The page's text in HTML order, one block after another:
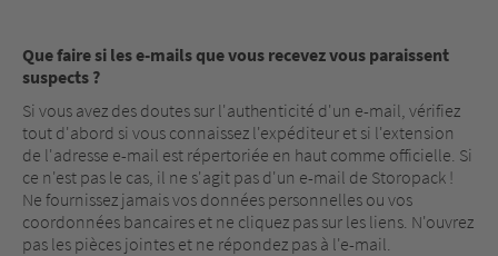
Que faire si les e-mails que vous recevez vous paraissent
suspects ?
Si vous avez des doutes sur l'authenticité d'un e-mail, vérifiez
tout d'abord si vous connaissez l'expéditeur et si l'extension
de l'adresse e-mail est répertoriée en haut comme officielle. Si
ce n'est pas le cas, il ne s'agit pas d'un e-mail de Storopack !
Ne fournissez jamais vos données personnelles ou vos
coordonnées bancaires et ne cliquez pas sur les liens. N'ouvrez
pas les pièces jointes et ne répondez pas à l'e-mail.